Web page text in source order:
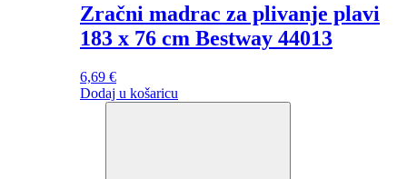
Zračni madrac za plivanje plavi
183 x 76 cm Bestway 44013
6,69 €
Dodaj u košaricu